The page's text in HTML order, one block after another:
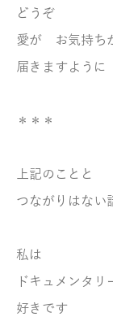
どうぞ
愛が お気持ち
届きますように
＊＊＊
上記のことと
つながりはない
私は
ドキュメンタリ
好きです